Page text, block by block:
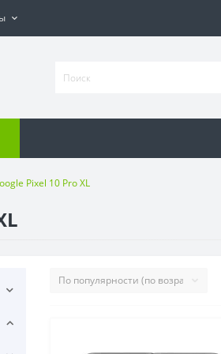
Pixel 10 Pro XL